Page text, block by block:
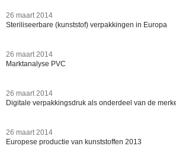
26 maart 2014
Steriliseerbare (kunststof) verpakkingen in Europa
26 maart 2014
Marktanalyse PVC
26 maart 2014
Digitale verpakkingsdruk als onderdeel van de
26 maart 2014
Europese productie van kunststoffen 2013